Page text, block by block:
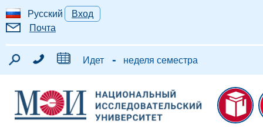
Русский
Вход
Почта
Идет - неделя семестра